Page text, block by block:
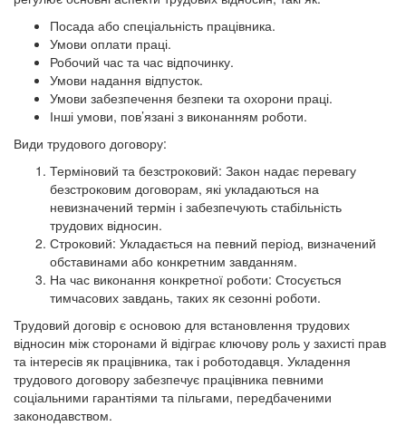
Посада або спеціальність працівника.
Умови оплати праці.
Робочий час та час відпочинку.
Умови надання відпусток.
Умови забезпечення безпеки та охорони праці.
Інші умови, пов’язані з виконанням роботи.
Види трудового договору:
Терміновий та безстроковий: Закон надає перевагу
безстроковим договорам, які укладаються на
невизначений термін і забезпечують стабільність
трудових відносин.
Строковий: Укладається на певний період, визначений
обставинами або конкретним завданням.
На час виконання конкретної роботи: Стосується
тимчасових завдань, таких як сезонні роботи.
Трудовий договір є основою для встановлення трудових
відносин між сторонами й відіграє ключову роль у захисті прав
та інтересів як працівника, так і роботодавця. Укладення
трудового договору забезпечує працівника певними
соціальними гарантіями та пільгами, передбаченими
законодавством.